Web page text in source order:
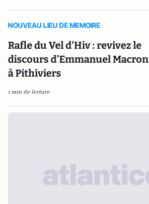
NOUVEAU LIEU DE MEMOIRE
Rafle du Vel d'Hiv : revivez le
discours d'Emmanuel Macron
à Pithiviers
1 min de lecture